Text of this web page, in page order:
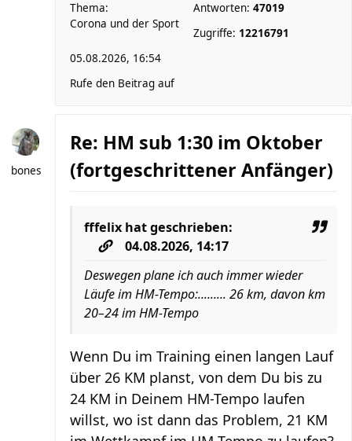
Thema:
Corona und der Sport
Antworten: 47019
Zugriffe: 12216791
05.08.2026, 16:54
Rufe den Beitrag auf
bones
Re: HM sub 1:30 im Oktober
(fortgeschrittener Anfänger)
fffelix hat geschrieben:
04.08.2026, 14:17
Deswegen plane ich auch immer wieder
Läufe im HM-Tempo:......... 26 km, davon km
20–24 im HM-Tempo
Wenn Du im Training einen langen Lauf
über 26 KM planst, von dem Du bis zu
24 KM in Deinem HM-Tempo laufen
willst, wo ist dann das Problem, 21 KM